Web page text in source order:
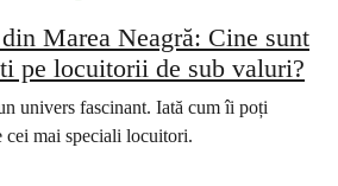
Marea Neagră: Cine sunt
pe locuitorii de sub valuri?
univers fascinant. Iată cum îi poți
cei mai speciali locuitori.